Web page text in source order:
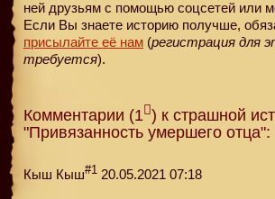
ней друзьям с помощью соцсетей или
Если Вы знаете историю получше,
присылайте её нам (регистрация для
требуется).
Комментарии (1 ) к страшной
"Привязанность умершего отца":
Кыш Кыш#1 20.05.2021 07:18